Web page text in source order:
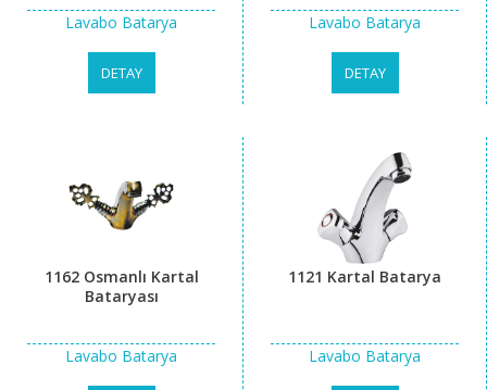
Lavabo Batarya
DETAY
Lavabo Batarya
DETAY
1162 Osmanlı Kartal
Bataryası
Lavabo Batarya
1121 Kartal Batarya
Lavabo Batarya